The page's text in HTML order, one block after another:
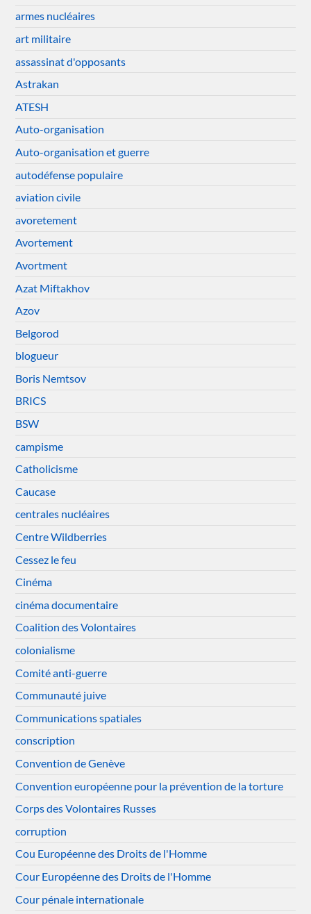
armes nucléaires
art militaire
assassinat d'opposants
Astrakan
ATESH
Auto-organisation
Auto-organisation et guerre
autodéfense populaire
aviation civile
avoretement
Avortement
Avortment
Azat Miftakhov
Azov
Belgorod
blogueur
Boris Nemtsov
BRICS
BSW
campisme
Catholicisme
Caucase
centrales nucléaires
Centre Wildberries
Cessez le feu
Cinéma
cinéma documentaire
Coalition des Volontaires
colonialisme
Comité anti-guerre
Communauté juive
Communications spatiales
conscription
Convention de Genève
Convention européenne pour la prévention de la torture
Corps des Volontaires Russes
corruption
Cou Européenne des Droits de l'Homme
Cour Européenne des Droits de l'Homme
Cour pénale internationale